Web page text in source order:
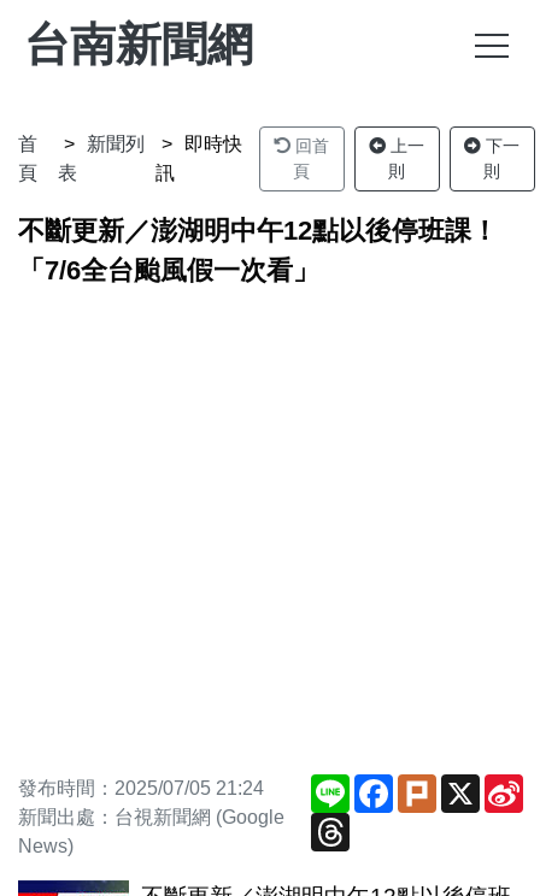
台南新聞網
首
頁
新聞列
表
即時快
訊
回首
頁
上一
則
下一
則
不斷更新／澎湖明中午12點以後停班課！
「7/6全台颱風假一次看」
發布時間：2025/07/05 21:24
新聞出處：台視新聞網 (Google
News)
Line Facebook
PlurkX
Threads